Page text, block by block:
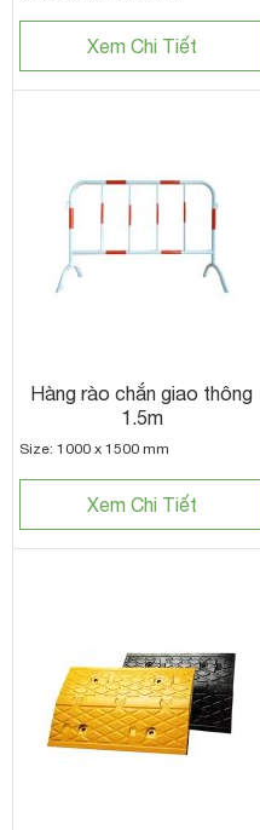
Xem Chi Tiết
Hàng rào chắn giao thông
1.5m
Size: 1000 x 1500 mm
Xem Chi Tiết